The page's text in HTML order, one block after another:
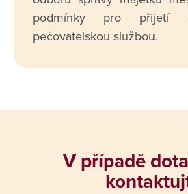
podmínky pro
pečovatelskou službou.
V případě